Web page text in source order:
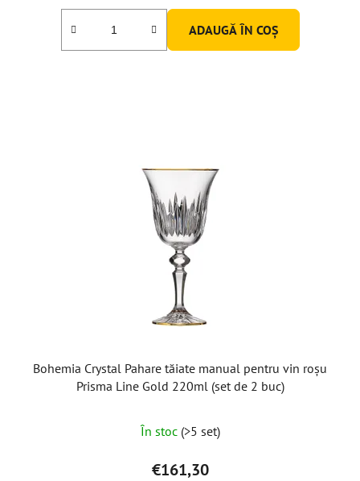
ADAUGĂ ÎN COŞ
Bohemia Crystal Pahare tăiate manual pentru vin roșu
Prisma Line Gold 220ml (set de 2 buc)
În stoc (>5 set)
€161,30